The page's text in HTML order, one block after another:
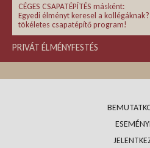
CÉGES CSAPATÉPÍTÉS másként:
Egyedi élményt keresel a
tökéletes csapatépítő program!
PRIVÁT ÉLMÉNYFESTÉS